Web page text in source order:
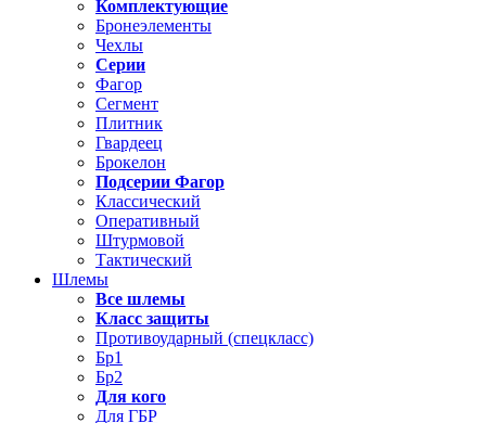
Комплектующие
Бронеэлементы
Чехлы
Серии
Фагор
Сегмент
Плитник
Гвардеец
Брокелон
Подсерии Фагор
Классический
Оперативный
Штурмовой
Тактический
Шлемы
Все шлемы
Класс защиты
Противоударный (спецкласс)
Бр1
Бр2
Для кого
Для ГБР